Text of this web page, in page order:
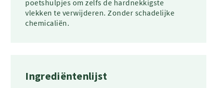
poetshulpjes om zelfs de hardnekkigste
vlekken te verwijderen. Zonder schadelijke
chemicaliën.
Ingrediëntenlijst